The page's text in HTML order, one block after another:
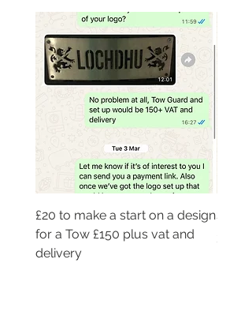
£20 to make a start on a design
for a Tow £150 plus vat and
delivery
SMG